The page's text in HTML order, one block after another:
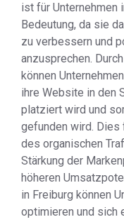
ist für Unternehmen
Bedeutung, da sie
zu verbessern und
anzusprechen.
können
ihre Website in den
platziert wird und
gefunden wird. Dies
des organischen
Stärkung der
höheren
in Freiburg können
optimieren und sich